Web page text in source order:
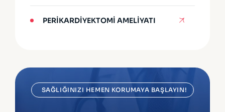
PERIKARDIYEKTOMI AMELIYATI
SAĞLIĞINIZI HEMEN KORUMAYA BAŞLAYIN!